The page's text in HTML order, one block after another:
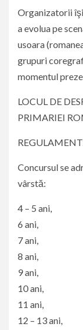
Organizatorii
a evolua pe
usoara
grupuri
momentul
LOCUL DE
PRIMARIEI
Concursul se
vârstă:
4 – 5 ani,
6 ani,
7 ani,
8 ani,
9 ani,
10 ani,
11 ani,
12 – 13 ani,